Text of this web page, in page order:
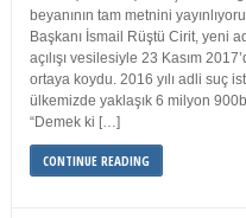
beyanının tam metnini
Başkanı İsmail Rüştü Cirit, yeni
açılışı vesilesiyle 23 Kasım
ortaya koydu. 2016 yılı adli suç
ülkemizde yaklaşık 6 milyon
“Demek ki […]
CONTINUE READING